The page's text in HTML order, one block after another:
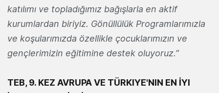
katılımı ve topladığımız bağışlarla en aktif
kurumlardan biriyiz. Gönüllülük Programlarımızla
ve koşularımızda özellikle çocuklarımızın ve
gençlerimizin eğitimine destek oluyoruz.”
TEB, 9. KEZ AVRUPA VE TÜRKIYE'NIN EN İYI